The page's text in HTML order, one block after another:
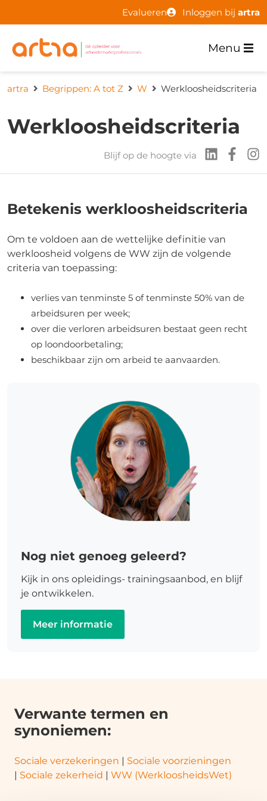
Evalueren Inloggen bij artra
Menu
artra Begrippen: A tot Z W Werkloosheidscriteria
Werkloosheidscriteria
Blijf op de hoogte via
Betekenis werkloosheidscriteria
Om te voldoen aan de wettelijke definitie van
werkloosheid volgens de WW zijn de volgende
criteria van toepassing:
verlies van tenminste 5 of tenminste 50% van de
arbeidsuren per week;
over die verloren arbeidsuren bestaat geen recht
op loondoorbetaling;
beschikbaar zijn om arbeid te aanvaarden.
Nog niet genoeg geleerd?
Kijk in ons opleidings- trainingsaanbod, en blijf
je ontwikkelen.
Meer informatie
Verwante termen en
synoniemen:
Sociale verzekeringen
Sociale voorzieningen
Sociale zekerheid WW (WerkloosheidsWet)